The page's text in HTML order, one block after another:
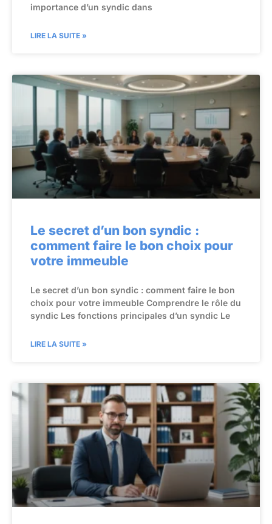
importance d’un syndic dans
LIRE LA SUITE »
Le secret d’un bon syndic :
comment faire le bon choix pour
votre immeuble
Le secret d’un bon syndic : comment faire le bon
choix pour votre immeuble Comprendre le rôle du
syndic Les fonctions principales d’un syndic Le
LIRE LA SUITE »